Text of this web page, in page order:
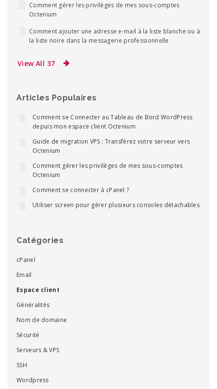
Comment gérer les privilèges de mes sous-comptes
Octenium
Comment ajouter une adresse e-mail à la liste blanche ou à
la liste noire dans la messagerie professionnelle
View All 37
Articles Populaires
Comment se Connecter au Tableau de Bord WordPress
depuis mon espace client Octenium
Guide de migration VPS : Transférez votre serveur vers
Octenium
Comment gérer les privilèges de mes sous-comptes
Octenium
Comment se connecter à cPanel ?
Utiliser screen pour gérer plusieurs consoles détachables
Catégories
cPanel
Email
Espace client
Généralités
Nom de domaine
Sécurité
Serveurs & VPS
SSH
Wordpress